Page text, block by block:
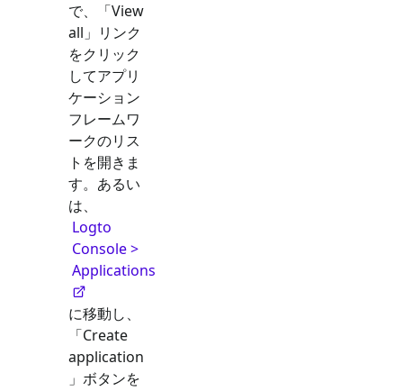
で、「View
all」リンク
をクリック
してアプリ
ケーション
フレームワ
ークのリス
トを開きま
す。あるい
は、
Logto
Console >
Applications
に移動し、
「Create
application
」ボタンを